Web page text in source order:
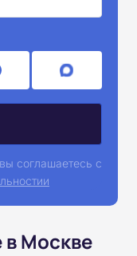
соглашаетесь с
в Москве